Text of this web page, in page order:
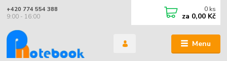
Menu
+420 774 554 388
9:00 - 16:00
0 ks
za 0,00 Kč